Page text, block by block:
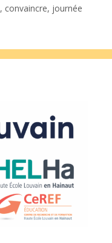
, convaincre, journée